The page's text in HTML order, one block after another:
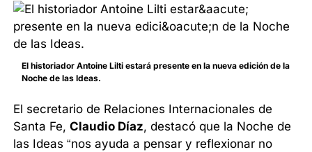
El historiador Antoine Lilti estará presente en la nueva edición de la
Noche de las Ideas.
El secretario de Relaciones Internacionales de
Santa Fe,Claudio Díaz, destacó que la Noche de
las Ideas “nos ayuda a pensar y reflexionar no